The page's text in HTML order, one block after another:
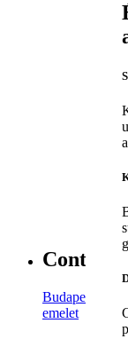
Budapest
emelet